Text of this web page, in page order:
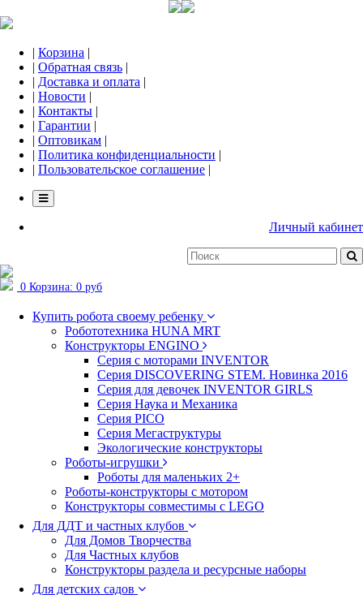
| Корзина |
| Обратная связь |
| Доставка и оплата |
| Новости |
| Контакты |
| Гарантии |
| Оптовикам |
| Политика конфиденциальности |
| Пользовательское соглашение |
Личный кабинет
0 Корзина: 0 руб
Купить робота своему ребенку
Робототехника HUNA MRT
Конструкторы ENGINO
Серия с моторами INVENTOR
Серия DISCOVERING STEM. Новинка 2016
Серия для девочек INVENTOR GIRLS
Серия Наука и Механика
Серия PICO
Серия Мегаструктуры
Экологические конструкторы
Роботы-игрушки
Роботы для маленьких 2+
Роботы-конструкторы с мотором
Конструкторы совместимы с LEGO
Для ДДТ и частных клубов
Для Домов Творчества
Для Частных клубов
Конструкторы раздела и ресурсные наборы
Для детских садов